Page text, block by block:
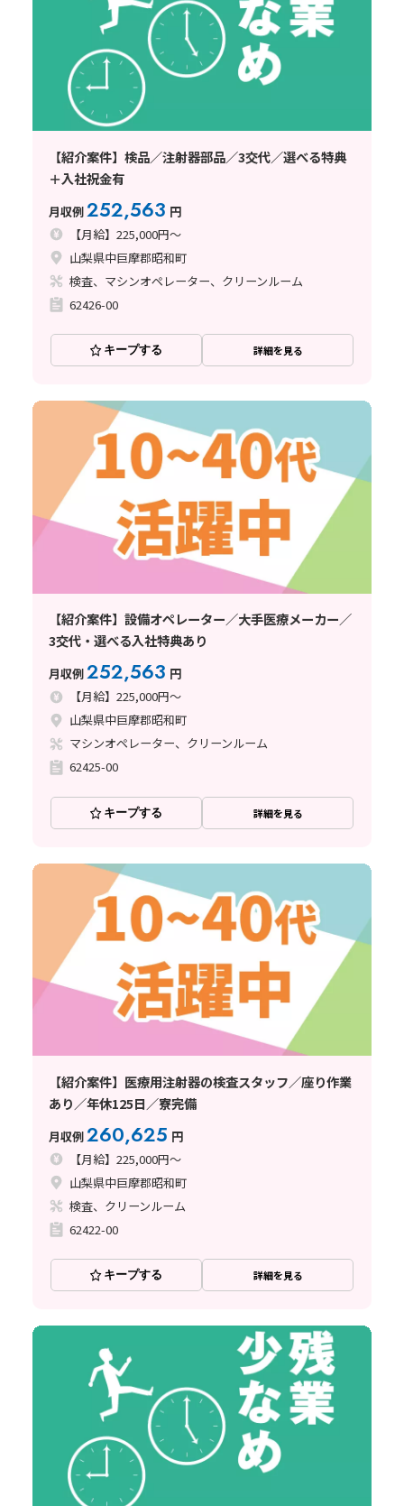
【紹介案件】検品／注射器部品／3交代／選べる特典
＋入社祝金有
月収例252,563 円
【月給】225,000円～
山梨県中巨摩郡昭和町
検査、マシンオペレーター、クリーンルーム
62426-00
キープする 詳細を見る
【紹介案件】設備オペレーター／大手医療メーカー／
3交代・選べる入社特典あり
月収例252,563 円
【月給】225,000円～
山梨県中巨摩郡昭和町
マシンオペレーター、クリーンルーム
62425-00
キープする 詳細を見る
【紹介案件】医療用注射器の検査スタッフ／座り作業
あり／年休125日／寮完備
月収例260,625 円
【月給】225,000円～
山梨県中巨摩郡昭和町
検査、クリーンルーム
62422-00
キープする 詳細を見る